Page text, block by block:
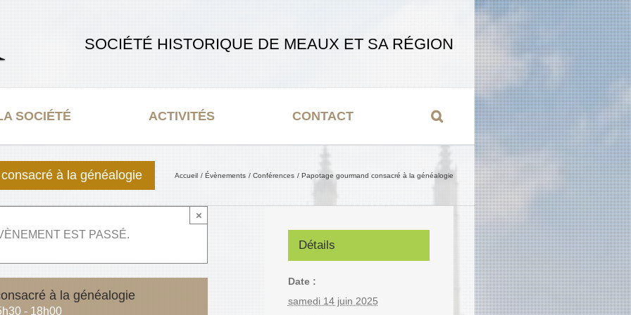
SOCIÉTÉ HISTORIQUE DE MEAUX ET SA RÉGION
SOCIÉTÉ ACTIVITÉS CONTACT
à la généalogie Accueil Évènements Conférences Papotage gourmand consacré à la généalogie
EST PASSÉ.
×
à la généalogie
- 18h00
Détails
Date :
samedi 14 juin 2025